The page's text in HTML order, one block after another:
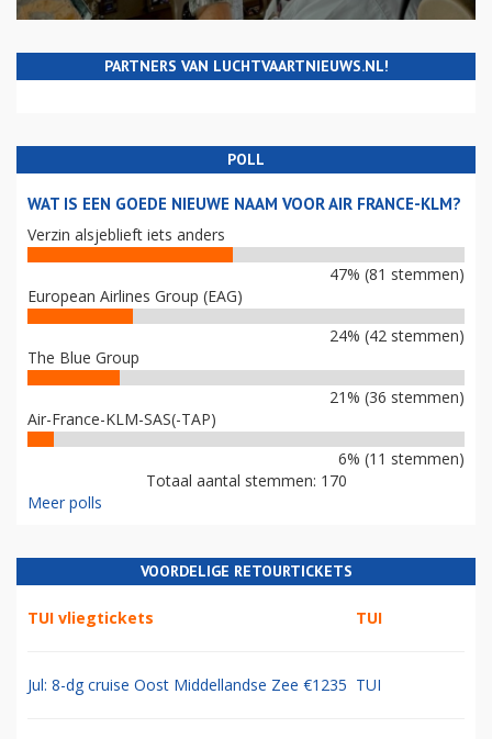
PARTNERS VAN LUCHTVAARTNIEUWS.NL!
POLL
WAT IS EEN GOEDE NIEUWE NAAM VOOR AIR FRANCE-KLM?
Verzin alsjeblieft iets anders
47% (81 stemmen)
European Airlines Group (EAG)
24% (42 stemmen)
The Blue Group
21% (36 stemmen)
Air-France-KLM-SAS(-TAP)
6% (11 stemmen)
Totaal aantal stemmen: 170
Meer polls
VOORDELIGE RETOURTICKETS
TUI vliegtickets TUI
Jul: 8-dg cruise Oost Middellandse Zee €1235 TUI